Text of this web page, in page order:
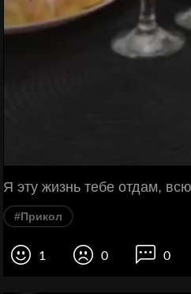
Я эту жизнь тебе отдам,
#Прикол
1 0 0